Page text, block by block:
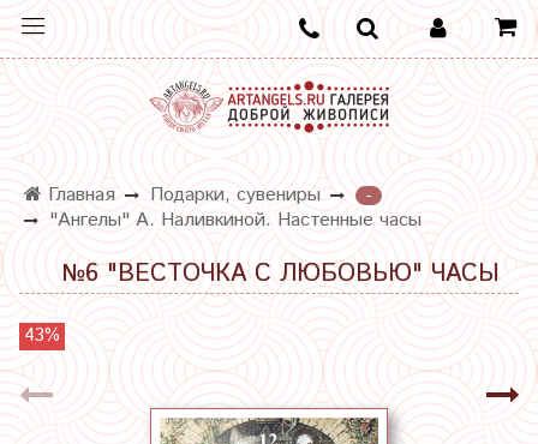
Главная Подарки, сувениры
-
"Ангелы" А. Наливкиной. Настенные часы
№6 "ВЕСТОЧКА С ЛЮБОВЬЮ" ЧАСЫ
43%